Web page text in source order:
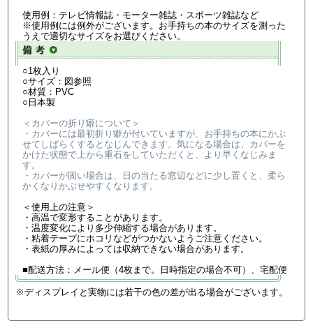
使用例：テレビ情報誌・モーター雑誌・スポーツ雑誌など
※使用例には例外がございます。お手持ちの本のサイズを測った
うえで適切なサイズをお選びください。
○1枚入り
○サイズ：図参照
○材質：PVC
○日本製
＜カバーの折り癖について＞
・カバーには最初折り癖が付いていますが、お手持ちの本にかぶ
せてしばらくするとなじんできます。気になる場合は、カバーを
かけた状態で上から重石をしていただくと、より早くなじみま
す。
・カバーが固い場合は、日の当たる窓辺などに少し置くと、柔ら
かくなりかぶせやすくなります。
＜使用上の注意＞
・高温で変形することがあります。
・温度変化により多少伸縮する場合があります。
・粘着テープにホコリなどがつかないようご注意ください。
・表紙の厚みによっては収納できない場合があります。
■配送方法：メール便（4枚まで。日時指定の場合不可）、宅配便
※ディスプレイと実物には若干の色の差が出る場合がございます。